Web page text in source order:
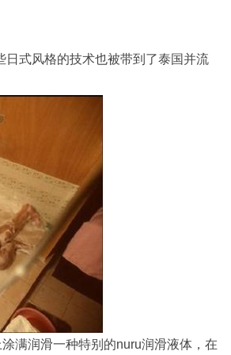
式风格的技术也被带到了泰国并流
满润滑一种特别的nuru润滑液体，在